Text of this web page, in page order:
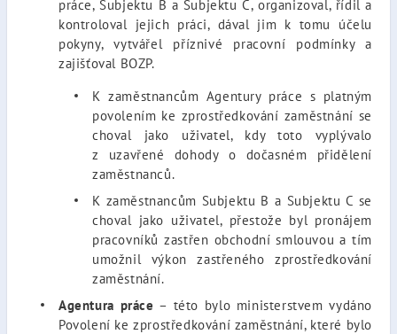
práce, Subjektu B a Subjektu C, organizoval, řídil a
kontroloval jejich práci, dával jim k tomu účelu
pokyny, vytvářel příznivé pracovní podmínky a
zajišťoval BOZP.
K zaměstnancům Agentury práce s platným
povolením ke zprostředkování zaměstnání se
choval jako uživatel, kdy toto vyplývalo
z uzavřené dohody o dočasném přidělení
zaměstnanců.
K zaměstnancům Subjektu B a Subjektu C se
choval jako uživatel, přestože byl pronájem
pracovníků zastřen obchodní smlouvou a tím
umožnil výkon zastřeného zprostředkování
zaměstnání.
Agentura práce – této bylo ministerstvem vydáno
Povolení ke zprostředkování zaměstnání, které bylo